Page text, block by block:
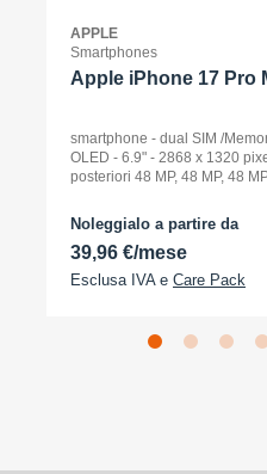
APPLE
Smartphones
Apple iPhone 17 Pro
smartphone - dual SIM /
OLED - 6.9" - 2868 x 1320
posteriori 48 MP, 48 MP, 48
Noleggialo a partire da
39,96 €/mese
Esclusa IVA e Care Pack